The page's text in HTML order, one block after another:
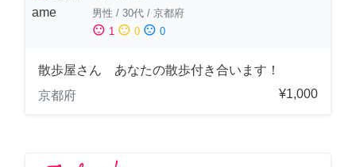
男性 / 30代 / 京都府
sentiment_satisfied 1 sentiment_neutral 0 sentiment_dissatisfied 0
散歩屋さん あなたの散歩付き合います！
京都府
¥1,000